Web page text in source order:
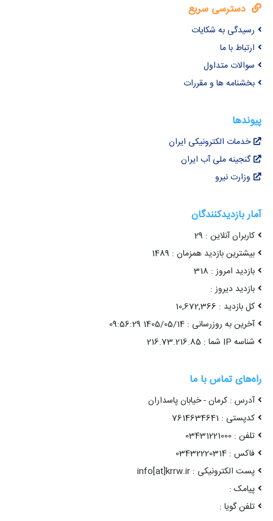
دسترسی سریع
رسیدگی به شکایات
ارتباط با ما
سوالات متداول
بخشنامه ها و مقررات
پیوندها
خدمات الکترونیکی ایران
گنجینه ملی آب ایران
وزارت نیرو
آمار بازدیدکنندگان
کاربران آنلاین : 29
بیشترین بازدید همزمان : 1489
بازدید امروز : 318
بازدید دیروز :
کل بازدید : 10,672,366
آخرین به روزرسانی : 1405/05/14 09:56:29
شناسه IP شما : 216.73.216.85
راه‌های تماس با ما
آدرس : کرمان - خیابان پاسداران
کدپستی : 7614634641
تلفن : 03431221000
فاکس : 03432220314
پست الکترونیکی : info[at]krrw.ir
پیامک :
تلفن گویا :